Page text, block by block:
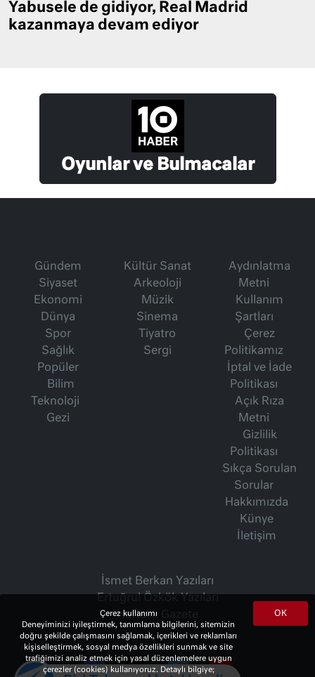
Yabusele de gidiyor, Real Madrid
kazanmaya devam ediyor
Oyunlar ve Bulmacalar
Gündem
Siyaset
Ekonomi
Dünya
Spor
Sağlık
Popüler
Bilim
Teknoloji
Gezi
Kültür Sanat
Arkeoloji
Müzik
Sinema
Tiyatro
Sergi
Aydınlatma
Metni
Kullanım
Şartları
Çerez
Politikamız
İptal ve İade
Politikası
Açık Rıza
Metni
Gizlilik
Politikası
Sıkça Sorulan
Sorular
Hakkımızda
Künye
İletişim
İsmet Berkan Yazıları
Haftalık Gazete
OK
Çerez kullanımı
Deneyiminizi iyileştirmek, tanımlama bilgilerini, sitemizin
doğru şekilde çalışmasını sağlamak, içerikleri ve reklamları
kişiselleştirmek, sosyal medya özellikleri sunmak ve site
trafiğimizi analiz etmek için yasal düzenlemelere uygun
çerezler (cookies) kullanıyoruz. Detaylı bilgiye;